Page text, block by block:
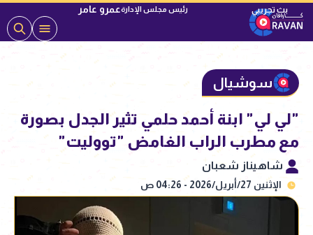
رئيس مجلس الإدارةعمرو عامر
سوشيال
"لي لي" ابنة أحمد حلمي تثير الجدل بصورة
مع مطرب الراب الغامض "تووليت"
شاهيناز شعبان
الإثنين 27/أبريل/2026 - 04:26 ص